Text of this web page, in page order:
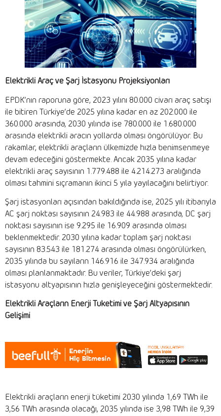
Elektrikli Araç ve Şarj İstasyonu Projeksiyonları
EPDK’nın raporuna göre, 2023 yılını 80.000 civarı araç satışı
ile bitiren Türkiye’de 2025 yılına kadar en az 202.000 ile
360.000 arasında, 2030 yılında ise 780.000 ile 1.680.000
arasında elektrikli aracın yollarda olması öngörülüyor. Bu
rakamlar, elektrikli araçların ülkemizde hızla benimsenmeye
devam edeceğini göstermekte. Ancak 2035 yılına kadar
elektrikli araç sayısının 1.779.488 ile 4.214.273 aralığında
olması tahmini sıçramanın ikinci 5 yıla yayılacağını belirtiyor.
Şarj istasyonları açısından bakıldığında ise, 2025 yılı itibarıyla
AC şarj noktası sayısının 24.983 ile 44.988 arasında, DC şarj
noktası sayısının ise 9.295 ile 16.909 arasında olması
beklenmektedir. 2030 yılına kadar toplam şarj noktası
sayısının 83.543 ile 181.274 arasında olması öngörülürken,
2035 yılında bu sayıların 146.916 ile 347.934 aralığında
olması planlanmaktadır. Bu veriler, Türkiye’deki şarj
istasyonu altyapısının hızla genişleyeceğini göstermektedir.
Elektrikli Araçların Enerji Tüketimi ve Şarj Altyapısının
Gelişimi
Elektrikli araçların enerji tüketimi 2030 yılında 1,69 TWh ile
3,56 TWh arasında olacağı, 2035 yılında ise 3,98 TWh ile 9,39